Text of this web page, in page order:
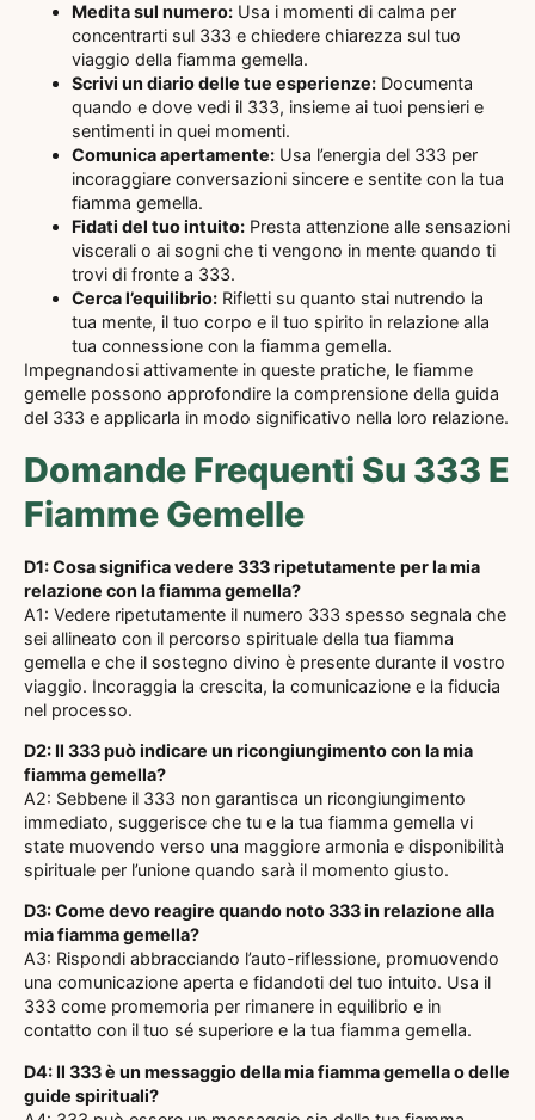
Medita sul numero: Usa i momenti di calma per
concentrarti sul 333 e chiedere chiarezza sul tuo
viaggio della fiamma gemella.
Scrivi un diario delle tue esperienze: Documenta
quando e dove vedi il 333, insieme ai tuoi pensieri e
sentimenti in quei momenti.
Comunica apertamente: Usa l’energia del 333 per
incoraggiare conversazioni sincere e sentite con la tua
fiamma gemella.
Fidati del tuo intuito: Presta attenzione alle sensazioni
viscerali o ai sogni che ti vengono in mente quando ti
trovi di fronte a 333.
Cerca l’equilibrio: Rifletti su quanto stai nutrendo la
tua mente, il tuo corpo e il tuo spirito in relazione alla
tua connessione con la fiamma gemella.
Impegnandosi attivamente in queste pratiche, le fiamme
gemelle possono approfondire la comprensione della guida
del 333 e applicarla in modo significativo nella loro relazione.
Domande Frequenti Su 333 E
Fiamme Gemelle
D1: Cosa significa vedere 333 ripetutamente per la mia
relazione con la fiamma gemella?
A1: Vedere ripetutamente il numero 333 spesso segnala che
sei allineato con il percorso spirituale della tua fiamma
gemella e che il sostegno divino è presente durante il vostro
viaggio. Incoraggia la crescita, la comunicazione e la fiducia
nel processo.
D2: Il 333 può indicare un ricongiungimento con la mia
fiamma gemella?
A2: Sebbene il 333 non garantisca un ricongiungimento
immediato, suggerisce che tu e la tua fiamma gemella vi
state muovendo verso una maggiore armonia e disponibilità
spirituale per l’unione quando sarà il momento giusto.
D3: Come devo reagire quando noto 333 in relazione alla
mia fiamma gemella?
A3: Rispondi abbracciando l’auto-riflessione, promuovendo
una comunicazione aperta e fidandoti del tuo intuito. Usa il
333 come promemoria per rimanere in equilibrio e in
contatto con il tuo sé superiore e la tua fiamma gemella.
D4: Il 333 è un messaggio della mia fiamma gemella o delle
guide spirituali?